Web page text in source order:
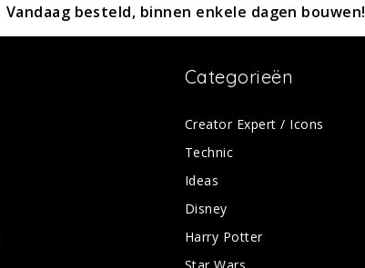
Vandaag besteld, binnen enkele dagen bouwen!
Categorieën
Creator Expert / Icons
Technic
Ideas
Disney
Harry Potter
Star Wars